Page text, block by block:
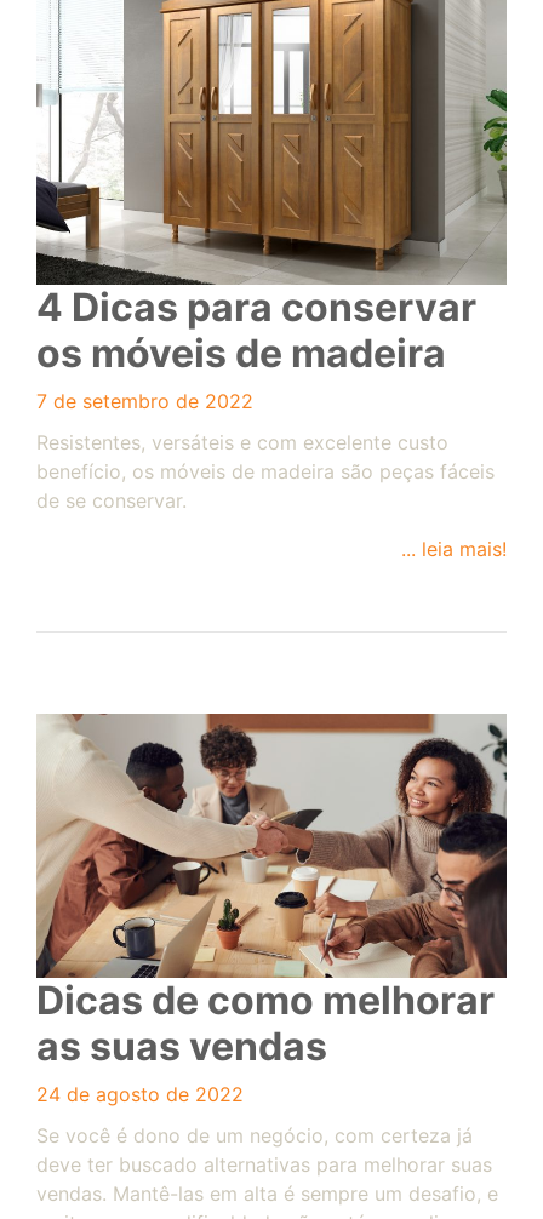
4 Dicas para conservar
os móveis de madeira
7 de setembro de 2022
Resistentes, versáteis e com excelente custo
benefício, os móveis de madeira são peças fáceis
de se conservar.
... leia mais!
Dicas de como melhorar
as suas vendas
24 de agosto de 2022
Se você é dono de um negócio, com certeza já
deve ter buscado alternativas para melhorar suas
vendas. Mantê-las em alta é sempre um desafio, e